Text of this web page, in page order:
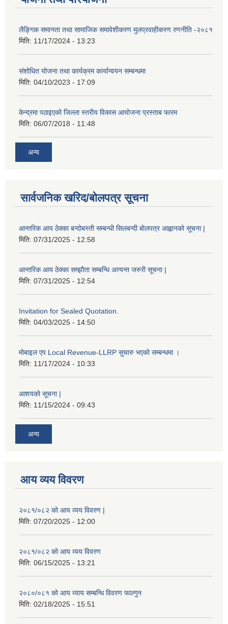
लैङ्गिक समानता तथा सामाजिक समावेशीकरण मुलप्रवाहीकरण रणनीति -२०८१
मिति: 11/17/2024 - 13:23
संशोधित योजना तथा कार्यक्रम कार्यान्वयन सम्बन्धमा
मिति: 04/10/2023 - 17:09
केन्द्रमा पठाइएको जिल्ला स्तरीय विकास आयोजना प्रस्ताब फारम
मिति: 06/07/2018 - 11:48
अन्य
सार्वजनिक खरिद/बोलपत्र सूचना
आन्तरिक आय ठेक्का बन्दोबस्ती सम्बन्धी सिलबन्दी बोलपत्र आह्वानको सूचना |
मिति: 07/31/2025 - 12:58
आन्तरिक आय ठेक्का सम्झौता सम्बन्धि अत्यन्त जरुरी सूचना |
मिति: 07/31/2025 - 12:54
Invitation for Sealed Quotation.
मिति: 04/03/2025 - 14:50
मोबाइल एप Local Revenue-LLRP सुचारु भएको सम्बन्धमा ।
मिति: 11/17/2024 - 10:33
आशयको सूचना |
मिति: 11/15/2024 - 09:43
अन्य
आय व्यय विवरण
२०८१/०८२ को आय व्यय विवरण |
मिति: 07/20/2025 - 12:00
२०८१/०८२ को आय व्यय विवरण
मिति: 06/15/2025 - 13:21
२०८०/०८१ को आय व्याय सम्बन्धि विवरण फाल्गुन
मिति: 02/18/2025 - 15:51